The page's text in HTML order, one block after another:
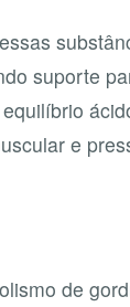
suporte
e
de